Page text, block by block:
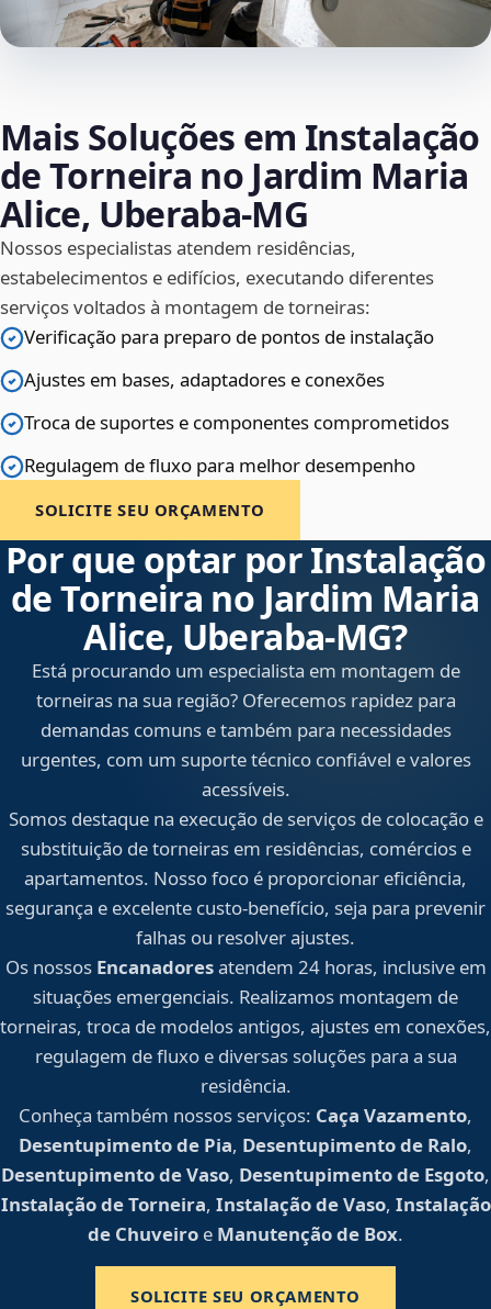
Mais Soluções em Instalação
de Torneira no Jardim Maria
Alice, Uberaba‑MG
Nossos especialistas atendem residências,
estabelecimentos e edifícios, executando diferentes
serviços voltados à montagem de torneiras:
Verificação para preparo de pontos de instalação
Ajustes em bases, adaptadores e conexões
Troca de suportes e componentes comprometidos
Regulagem de fluxo para melhor desempenho
SOLICITE SEU ORÇAMENTO
Por que optar por Instalação
de Torneira no Jardim Maria
Alice, Uberaba‑MG?
Está procurando um especialista em montagem de
torneiras na sua região? Oferecemos rapidez para
demandas comuns e também para necessidades
urgentes, com um suporte técnico confiável e valores
acessíveis.
Somos destaque na execução de serviços de colocação e
substituição de torneiras em residências, comércios e
apartamentos. Nosso foco é proporcionar eficiência,
segurança e excelente custo-benefício, seja para prevenir
falhas ou resolver ajustes.
Os nossos Encanadoresatendem 24 horas, inclusive em
situações emergenciais. Realizamos montagem de
torneiras, troca de modelos antigos, ajustes em conexões,
regulagem de fluxo e diversas soluções para a sua
residência.
Conheça também nossos serviços: Caça Vazamento,
Desentupimento de Pia, Desentupimento de Ralo,
Desentupimento de Vaso, Desentupimento de Esgoto,
Instalação de Torneira, Instalação de Vaso, Instalação
de Chuveiro e Manutenção de Box.
SOLICITE SEU ORÇAMENTO